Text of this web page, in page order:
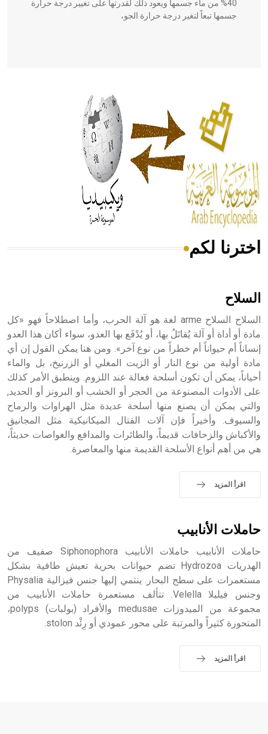
40% من ماء جسمها ويعود ذلك لقدرتها على تغيير درجة حرارة
جسمها تبعاً لتغير درجة حرارة الجو،
الحكم، الأدلة، تنظيم التغذية، ورسالته في جروح الرأس. ويعود
له الفضل بأنه حرر الطب من الدين والفلسفة.
- هل تعلم أن المرجان إفراز حيواني يتكون في البحر ويتركب
من مادة كربونات الكلسيوم، وهو أحمر أو شديد الحمرة وهو
أجود أنواعه، ويمتاز بكبر الحجم ويسمى الش
هل تعلم أن الأبسيد كلمة فرنسية اللفظ تم اعتمادها مصطلحاً
- هل تعلم أن أبجر Abgar اسم معروف جيداً يعود إلى عدد من
الملوك الذين حكموا مدينة إديسا (الرها) من أبجر الأول وحتى
التاسع، وهم ينتسبون إلى أسرة أوسروين
- هل تعلم أن الأبجدية الكنعانية تتألف من /22/ علامة كتابية
sign تكتب منفصلة غير متصلة، وتعتمد المبدأ الأكوروفوني،
اخترنا لكم
السلاح
السلاح السلاح arme لغة هو آلة الحرب، وأما اصطلاحاً فهو «كل
مادة أو أداة أو آلة يُقاتَلُ بها، أو يُدْفَع بها العدو، سواء أكان هذا العدو
إنساناً أم حيواناً أم خطراً من نوع آخر». ومن هنا يمكن القول إن أي
مادة أولية من نوع النار أو الزيت المغلي أو الزرنيخ، بل والماء
أحياناً، يمكن أن تكون أسلحة فعالة عند اللزوم. وينطبق الأمر كذلك
على الأدوات المصنوعة من الحجر أو الخشب أو البرونز أو الحديد,
والتي يمكن أن يصنع منها أسلحة عديدة مثل الهراوات والرماح
والسيوف. وأخيراً فإن آلات القتال الميكانيكية مثل المجانيق
والأكباش والزحافات قديماً، والطائرات والمدافع والغواصات حديثاً،
هي من أهم أنواع الأسلحة القديمة منها والمعاصرة.
اقرأ المزيد
حاملات الأنابيب
حاملات الأنابيب حاملات الأنابيب Siphonophora صفيف من
الهدريات Hydrozoa تضم حيوانات بحرية تعيش طافية بشكل
مستعمرات على سطح البحار. ينتمي إليها جنس فيزالية Physalia
وجنس فيليلا Velella. تتألف مستعمرة حاملات الأنابيب من
مجموعة من الميدوزات medusae والأفراد (بولبات) polyps،
المتحورة كثيراً والمرتبة على محور عمودي أو رِئْد stolon.
اقرأ المزيد